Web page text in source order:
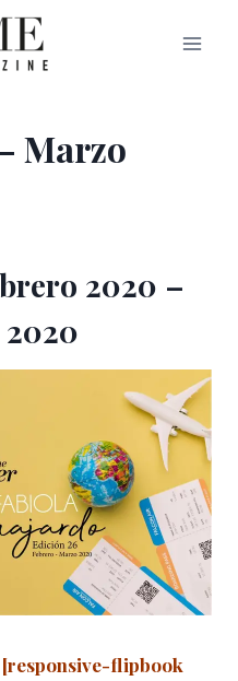
Marzo
2020 –
[responsive-flipbook